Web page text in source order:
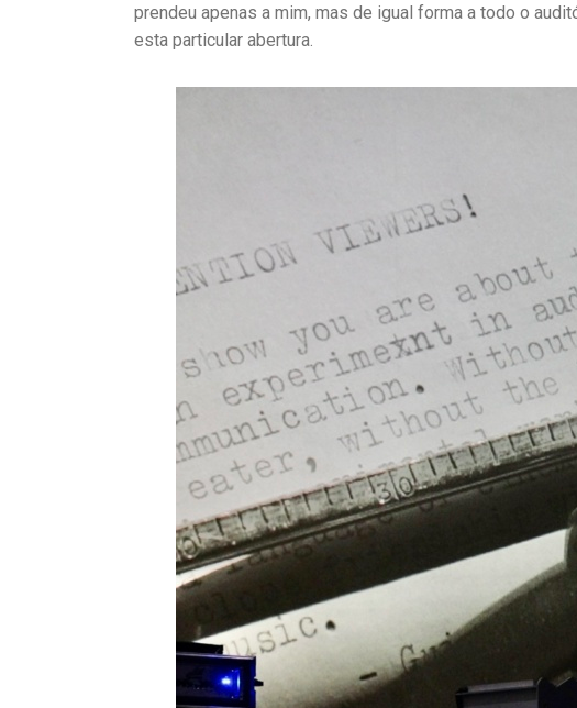
prendeu apenas a mim, mas de igual forma a todo o
esta particular abertura.
P
A
S
N